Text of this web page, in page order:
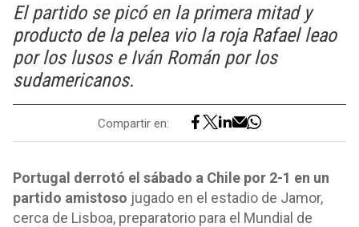
El partido se picó en la primera mitad y
producto de la pelea vio la roja Rafael leao
por los lusos e Iván Román por los
sudamericanos.
Compartir en:
Portugal derrotó el sábado a Chile por 2-1 en un
partido amistoso jugado en el estadio de Jamor,
cerca de Lisboa, preparatorio para el Mundial de